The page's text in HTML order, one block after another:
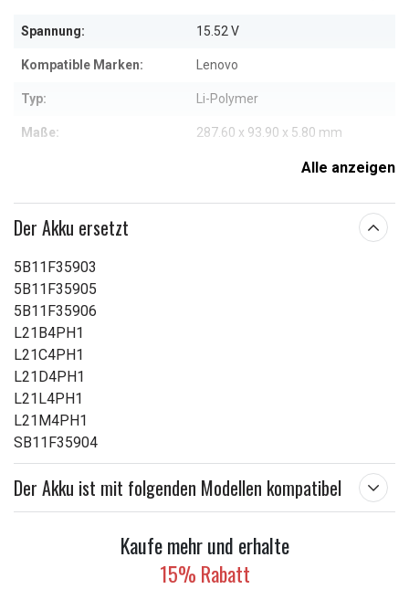
Spannung: 15.52 V
Kompatible Marken: Lenovo
Typ: Li-Polymer
Maße: 287.60 x 93.90 x 5.80 mm
Alle anzeigen
Der Akku ersetzt
5B11F35903
5B11F35905
5B11F35906
L21B4PH1
L21C4PH1
L21D4PH1
L21L4PH1
L21M4PH1
SB11F35904
Der Akku ist mit folgenden Modellen kompatibel
Kaufe mehr und erhalte
15% Rabatt